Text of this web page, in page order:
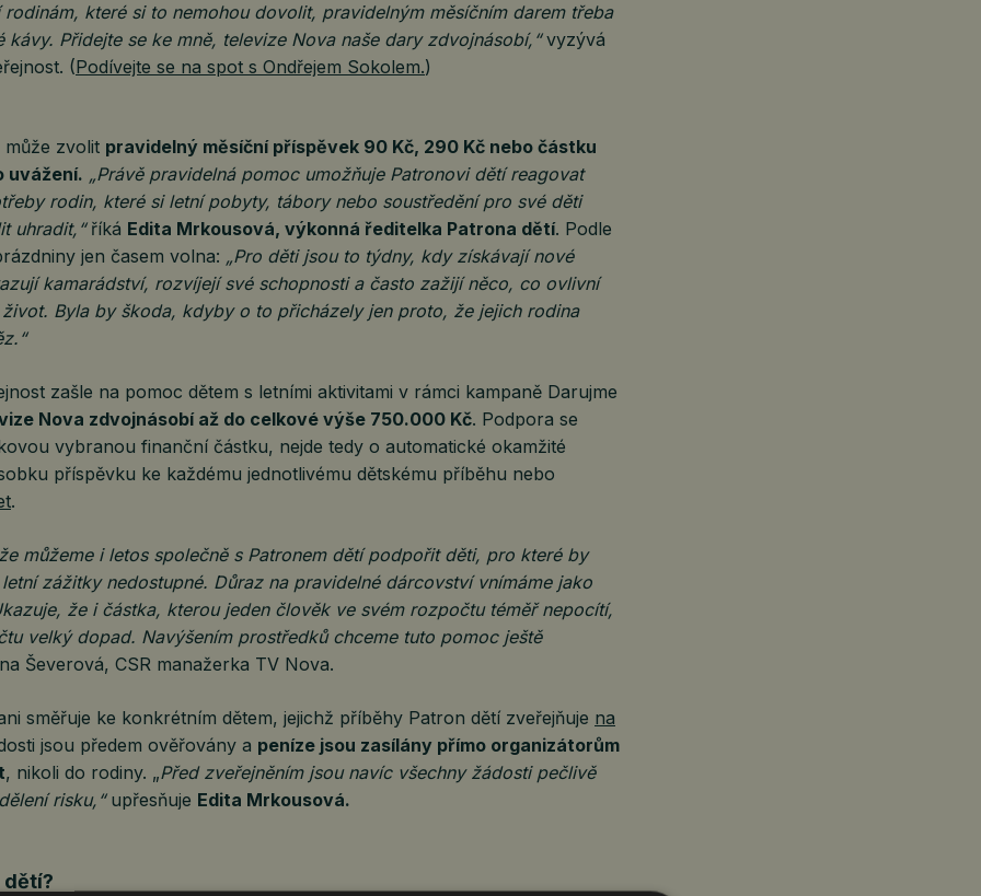
rodinám, které si to nemohou dovolit, pravidelným měsíčním darem třeba
kávy. Přidejte se ke mně, televize Nova naše dary zdvojnásobí,“vyzývá
(Podívejte se na spot s Ondřejem Sokolem.)
může zvolit pravidelný měsíční příspěvek 90 Kč, 290 Kč nebo částku
uvážení. „Právě pravidelná pomoc umožňuje Patronovi dětí reagovat
rodin, které si letní pobyty, tábory nebo soustředění pro své děti
uhradit,“ říká Edita Mrkousová, výkonná ředitelka Patrona dětí. Podle
jen časem volna: „Pro děti jsou to týdny, kdy získávají nové
kamarádství, rozvíjejí své schopnosti a často zažijí něco, co ovlivní
Byla by škoda, kdyby o to přicházely jen proto, že jejich rodina
zašle na pomoc dětem s letními aktivitami v rámci kampaně Darujme
Nova zdvojnásobí až do celkové výše 750.000 Kč. Podpora se
vybranou finanční částku, nejde tedy o automatické okamžité
příspěvku ke každému jednotlivému dětskému příběhu nebo
.
můžeme i letos společně s Patronem dětí podpořit děti, pro které by
zážitky nedostupné. Důraz na pravidelné dárcovství vnímáme jako
že i částka, kterou jeden člověk ve svém rozpočtu téměř nepocítí,
velký dopad. Navýšením prostředků chceme tuto pomoc ještě
Ševerová, CSR manažerka TV Nova.
směřuje ke konkrétním dětem, jejichž příběhy Patron dětí zveřejňuje na
jsou předem ověřovány a peníze jsou zasílány přímo organizátorům
, nikoli do rodiny. „Před zveřejněním jsou navíc všechny žádosti pečlivě
risku,“upřesňuje Edita Mrkousová.
dětí?